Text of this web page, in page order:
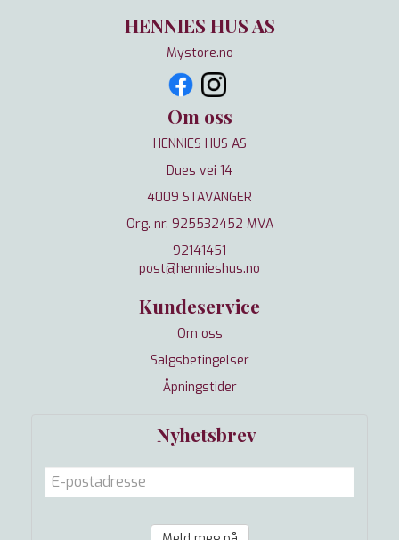
HENNIES HUS AS
Mystore.no
Om oss
HENNIES HUS AS
Dues vei 14
4009 STAVANGER
Org. nr. 925532452 MVA
92141451
post@hennieshus.no
Kundeservice
Om oss
Salgsbetingelser
Åpningstider
Nyhetsbrev